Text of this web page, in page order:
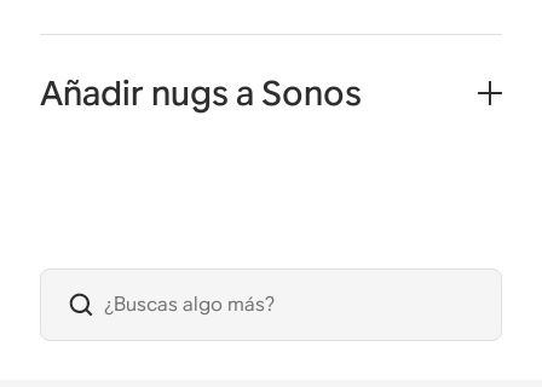
Añadir nugs a Sonos